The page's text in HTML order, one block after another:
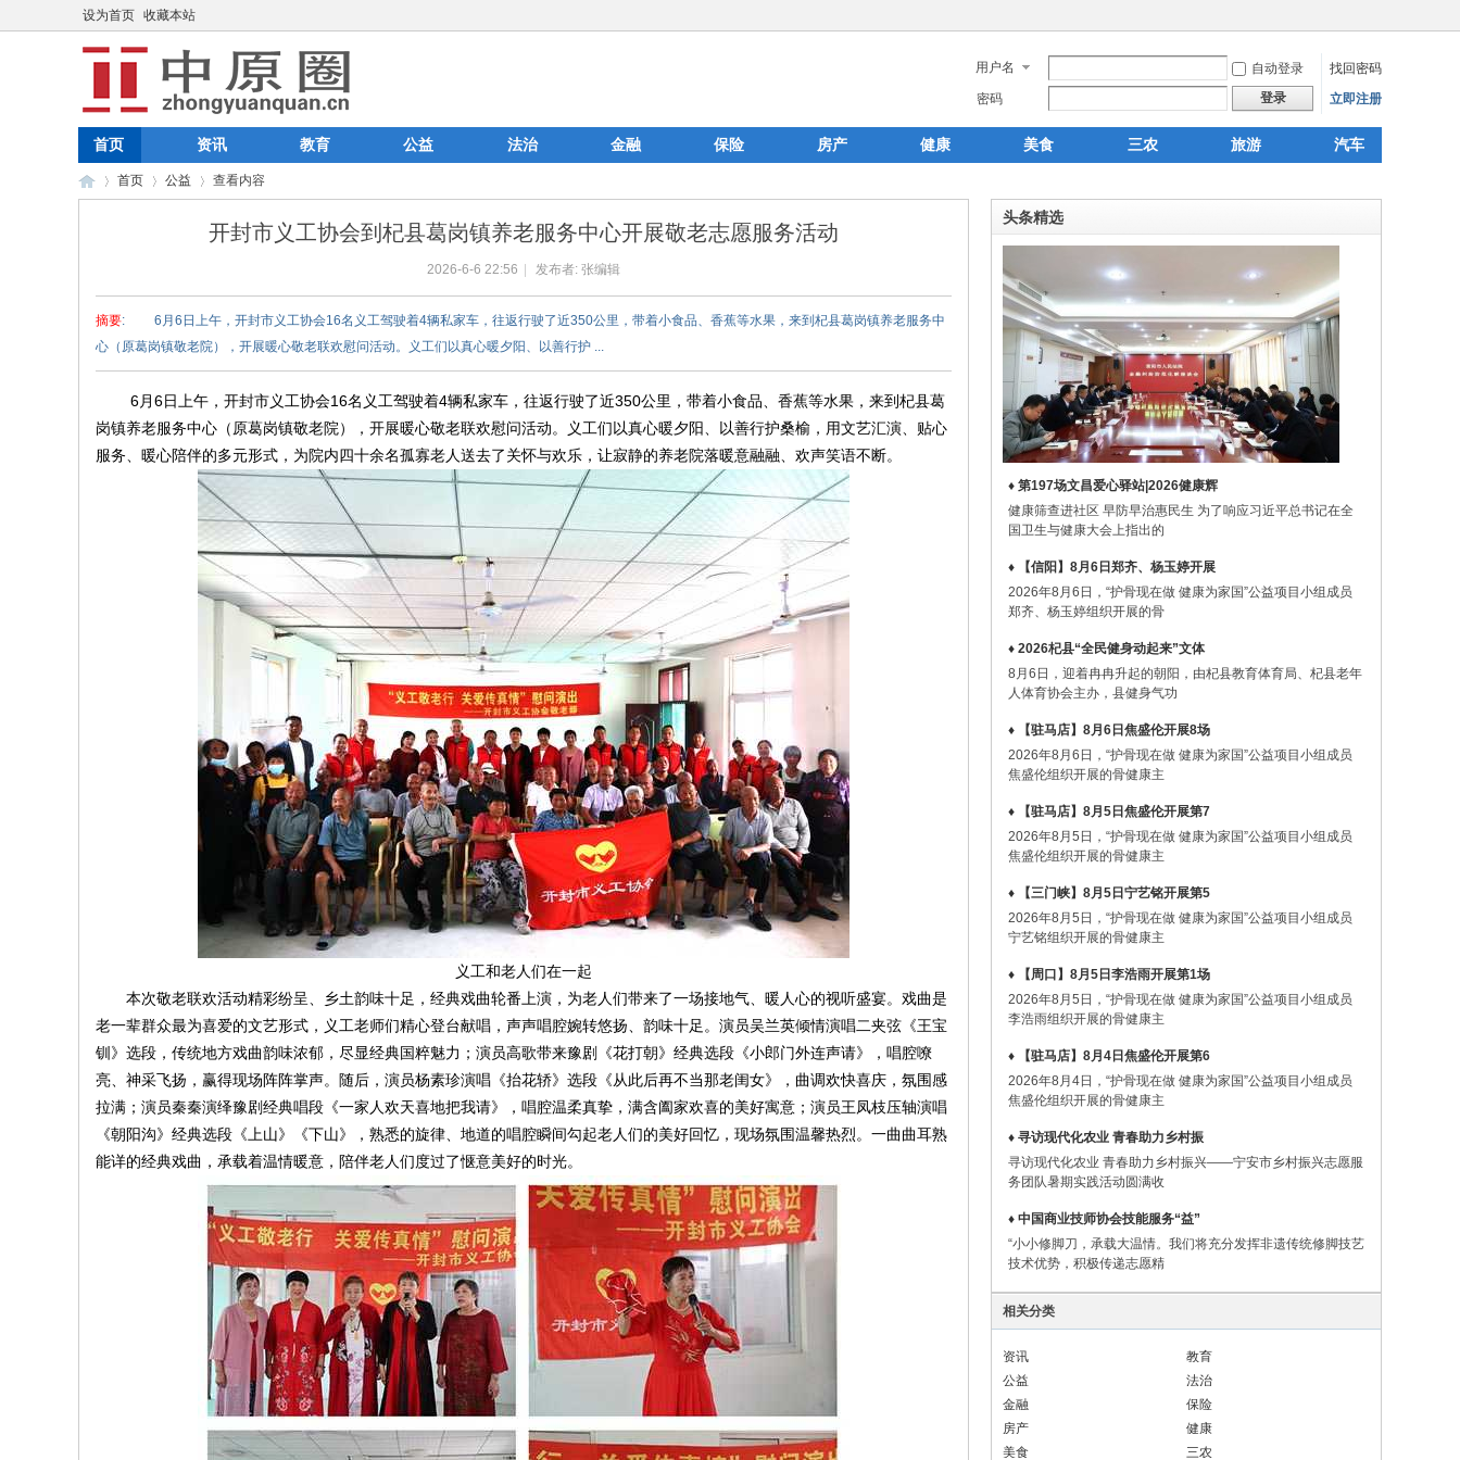
设为首页 收藏本站
用户名 自动登录
找回密码
密码
登录 立即注册
首页 资讯 教育 公益 法治 金融 保险 房产 健康 美食 三农 旅游 汽车
首页 公益 查看内容
开封市义工协会到杞县葛岗镇养老服务中心开展敬老志愿服务活动
2026-6-6 22:56 发布者: 张编辑
摘要: 6月6日上午，开封市义工协会16名义工驾驶着4辆私家车，往返行驶了近350公里，带着小食品、香蕉等水果，来到杞县葛岗镇养老服务中
心（原葛岗镇敬老院），开展暖心敬老联欢慰问活动。义工们以真心暖夕阳、以善行护 ...
6月6日上午，开封市义工协会16名义工驾驶着4辆私家车，往返行驶了近350公里，带着小食品、香蕉等水果，来到杞县葛
岗镇养老服务中心（原葛岗镇敬老院），开展暖心敬老联欢慰问活动。义工们以真心暖夕阳、以善行护桑榆，用文艺汇演、贴心
服务、暖心陪伴的多元形式，为院内四十余名孤寡老人送去了关怀与欢乐，让寂静的养老院落暖意融融、欢声笑语不断。
义工和老人们在一起
本次敬老联欢活动精彩纷呈、乡土韵味十足，经典戏曲轮番上演，为老人们带来了一场接地气、暖人心的视听盛宴。戏曲是
老一辈群众最为喜爱的文艺形式，义工老师们精心登台献唱，声声唱腔婉转悠扬、韵味十足。演员吴兰英倾情演唱二夹弦《王宝
钏》选段，传统地方戏曲韵味浓郁，尽显经典国粹魅力；演员高歌带来豫剧《花打朝》经典选段《小郎门外连声请》，唱腔嘹
亮、神采飞扬，赢得现场阵阵掌声。随后，演员杨素珍演唱《抬花轿》选段《从此后再不当那老闺女》，曲调欢快喜庆，氛围感
拉满；演员秦秦演绎豫剧经典唱段《一家人欢天喜地把我请》，唱腔温柔真挚，满含阖家欢喜的美好寓意；演员王凤枝压轴演唱
《朝阳沟》经典选段《上山》《下山》，熟悉的旋律、地道的唱腔瞬间勾起老人们的美好回忆，现场氛围温馨热烈。一曲曲耳熟
能详的经典戏曲，承载着温情暖意，陪伴老人们度过了惬意美好的时光。
头条精选
♦ 第197场文昌爱心驿站|2026健康辉
健康筛查进社区 早防早治惠民生 为了响应习近平总书记在全
国卫生与健康大会上指出的
♦ 【信阳】8月6日郑齐、杨玉婷开展
2026年8月6日，“护骨现在做 健康为家国”公益项目小组成员
郑齐、杨玉婷组织开展的骨
♦ 2026杞县“全民健身动起来”文体
8月6日，迎着冉冉升起的朝阳，由杞县教育体育局、杞县老年
人体育协会主办，县健身气功
♦ 【驻马店】8月6日焦盛伦开展8场
2026年8月6日，“护骨现在做 健康为家国”公益项目小组成员
焦盛伦组织开展的骨健康主
♦ 【驻马店】8月5日焦盛伦开展第7
2026年8月5日，“护骨现在做 健康为家国”公益项目小组成员
焦盛伦组织开展的骨健康主
♦ 【三门峡】8月5日宁艺铭开展第5
2026年8月5日，“护骨现在做 健康为家国”公益项目小组成员
宁艺铭组织开展的骨健康主
♦ 【周口】8月5日李浩雨开展第1场
2026年8月5日，“护骨现在做 健康为家国”公益项目小组成员
李浩雨组织开展的骨健康主
♦ 【驻马店】8月4日焦盛伦开展第6
2026年8月4日，“护骨现在做 健康为家国”公益项目小组成员
焦盛伦组织开展的骨健康主
♦ 寻访现代化农业 青春助力乡村振
寻访现代化农业 青春助力乡村振兴——宁安市乡村振兴志愿服
务团队暑期实践活动圆满收
♦ 中国商业技师协会技能服务“益”
“小小修脚刀，承载大温情。我们将充分发挥非遗传统修脚技艺
技术优势，积极传递志愿精
相关分类
资讯
教育
公益
法治
金融
保险
房产
健康
美食
三农